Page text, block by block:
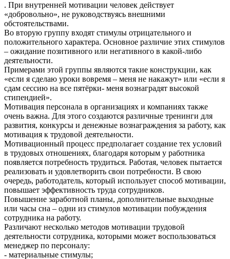
. При внутренней мотивации человек действует
«добровольно», не руководствуясь внешними
обстоятельствами.
Во вторую группу входят стимулы отрицательного и
положительного характера. Основное различие этих стимулов
– ожидание позитивного или негативного в какой-либо
деятельности.
Примерами этой группы являются такие конструкции, как
«если я сделаю уроки вовремя – меня не накажут» или «если я
сдам сессию на все пятёрки- меня вознаградят высокой
стипендией».
Мотивация персонала в организациях и компаниях также
очень важна. Для этого создаются различные тренинги для
развития, конкурсы и денежные вознаграждения за работу, как
мотивация к трудовой деятельности.
Мотивационный процесс предполагает создание тех условий
в трудовых отношениях, благодаря которым у работника
появляется потребность трудиться. Работая, человек пытается
реализовать и удовлетворить свои потребности. В свою
очередь, работодатель, который использует способ мотивации,
повышает эффективность труда сотрудников.
Повышение заработной планы, дополнительные выходные
или часы сна – одни из стимулов мотивации побуждения
сотрудника на работу.
Различают несколько методов мотивации трудовой
деятельности сотрудника, которыми может воспользоваться
менеджер по персоналу:
- материальные стимулы;